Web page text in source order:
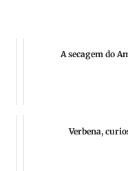
A secagem do
Verbena,